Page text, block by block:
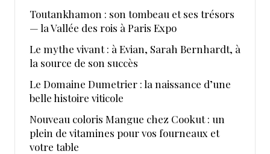
Toutankhamon : son tombeau et ses trésors
— la Vallée des rois à Paris Expo
Le mythe vivant : à Evian, Sarah Bernhardt, à
la source de son succès
Le Domaine Dumetrier : la naissance d’une
belle histoire viticole
Nouveau coloris Mangue chez Cookut : un
plein de vitamines pour vos fourneaux et
votre table